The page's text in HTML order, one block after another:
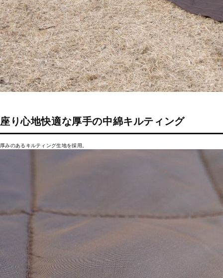
座り心地快適な厚手の中綿キルティング
厚みのあるキルティング生地を採用。